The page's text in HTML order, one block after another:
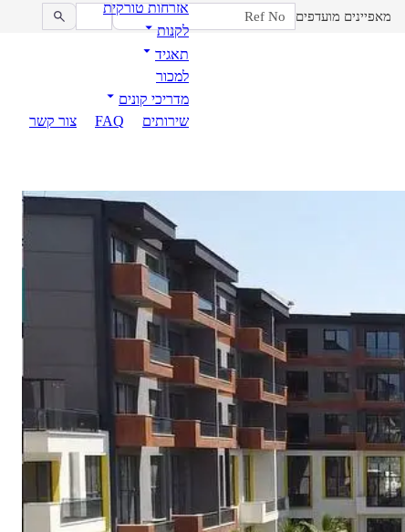
מאפיינים מועדפים
אזרחות טורקית
לקנות
תאגיד
למכור
מדריכי קונים
שירותים
FAQ צור קשר